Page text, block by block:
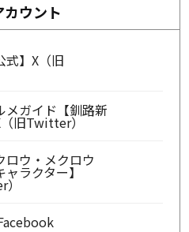
カウント
式】X（旧
メガイド【釧路新
（旧Twitter）
ロウ・メクロウ
ャラクター】